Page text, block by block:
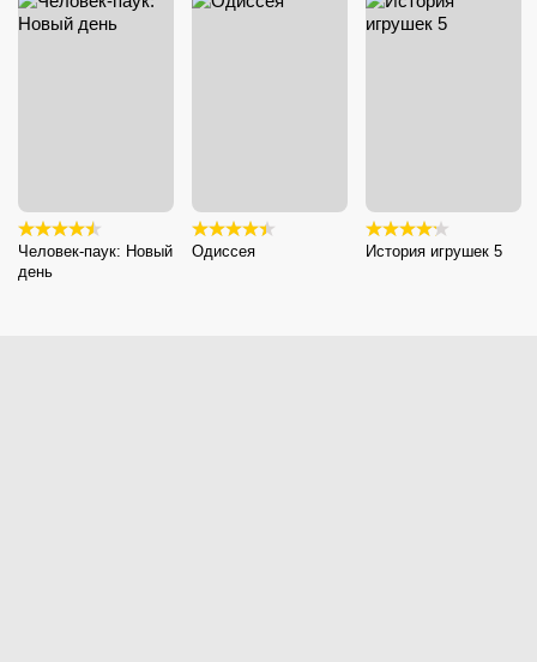
Человек-паук: Новый
день
Одиссея История игрушек 5